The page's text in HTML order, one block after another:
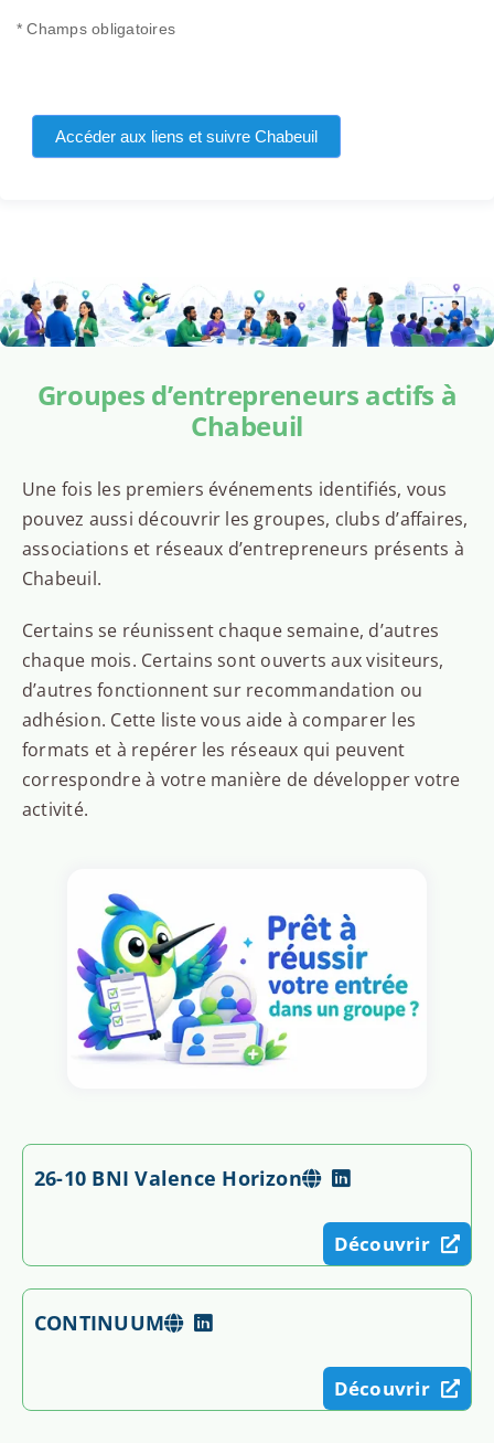
* Champs obligatoires
Accéder aux liens et suivre Chabeuil
Groupes d’entrepreneurs actifs à
Chabeuil
Une fois les premiers événements identifiés, vous
pouvez aussi découvrir les groupes, clubs d’affaires,
associations et réseaux d’entrepreneurs présents à
Chabeuil.
Certains se réunissent chaque semaine, d’autres
chaque mois. Certains sont ouverts aux visiteurs,
d’autres fonctionnent sur recommandation ou
adhésion. Cette liste vous aide à comparer les
formats et à repérer les réseaux qui peuvent
correspondre à votre manière de développer votre
activité.
26-10 BNI Valence Horizon
Découvrir
CONTINUUM
Découvrir